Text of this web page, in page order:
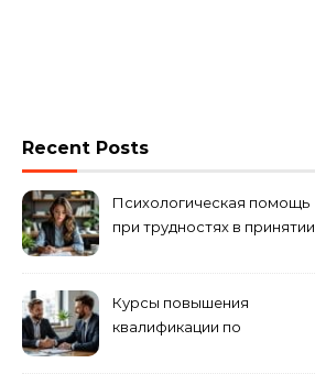
Recent Posts
Психологическая помощь
при трудностях в принятии
Курсы повышения
квалификации по